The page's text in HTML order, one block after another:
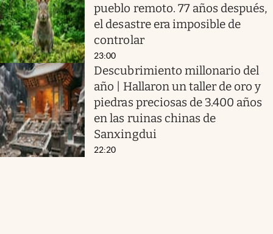
pueblo remoto. 77 años después,
el desastre era imposible de
controlar
23:00
Descubrimiento millonario del
año | Hallaron un taller de oro y
piedras preciosas de 3.400 años
en las ruinas chinas de
Sanxingdui
22:20